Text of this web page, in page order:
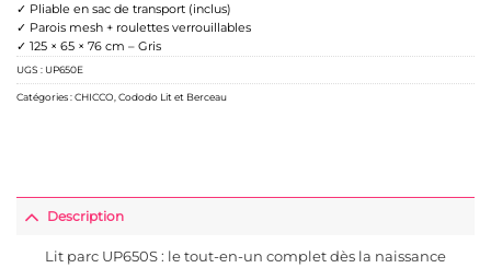
✓ Pliable en sac de transport (inclus)
✓ Parois mesh + roulettes verrouillables
✓ 125 × 65 × 76 cm – Gris
UGS : UP650E
Catégories :CHICCO Cododo Lit et Berceau
Description
Lit parc UP650S : le tout-en-un complet dès la naissance